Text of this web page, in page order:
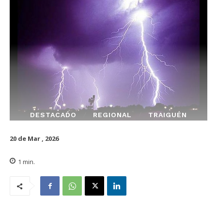
DESTACADO REGIONAL TRAIGUÉN
20 de Mar , 2026
1 min.